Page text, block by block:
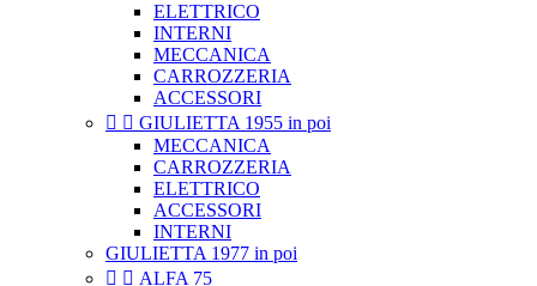
ELETTRICO
INTERNI
MECCANICA
CARROZZERIA
ACCESSORI
  GIULIETTA 1955 in poi
MECCANICA
CARROZZERIA
ELETTRICO
ACCESSORI
INTERNI
GIULIETTA 1977 in poi
  ALFA 75